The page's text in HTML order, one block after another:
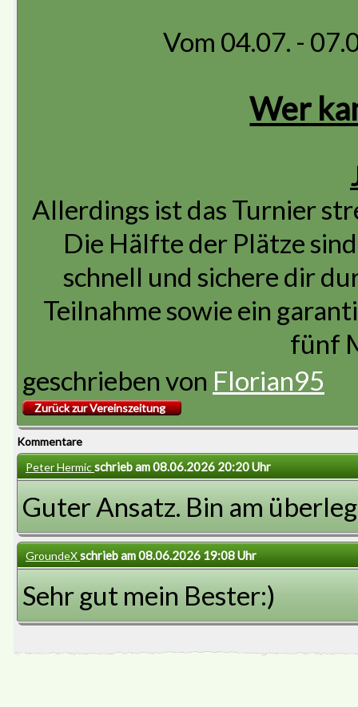
Vom 04.07. -
Wer
Allerdings ist das Turnier
Die Hälfte der Plätze
schnell und sichere dir
Teilnahme sowie ein
fünf
geschrieben von Florian95
Zurück zur Vereinszeitung
Kommentare
Peter Hermicschrieb am 08.06.2026 20:20 Uhr
Guter Ansatz. Bin am
GroundeXschrieb am 08.06.2026 19:08 Uhr
Sehr gut mein Bester:)